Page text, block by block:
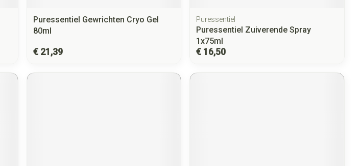
Puressentiel Gewrichten Cryo Gel
80ml
€ 21,39
Puressentiel
Puressentiel Zuiverende Spray
1x75ml
€ 16,50